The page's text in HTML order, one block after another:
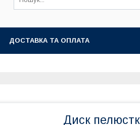
ДОСТАВКА ТА ОПЛАТА
Диск